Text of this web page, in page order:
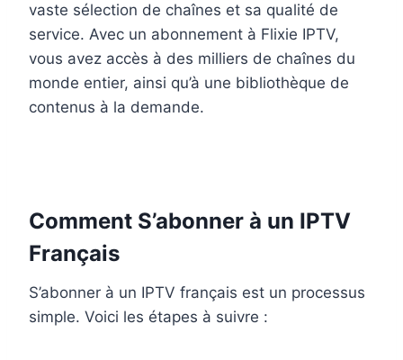
vaste sélection de chaînes et sa qualité de
service. Avec un abonnement à Flixie IPTV,
vous avez accès à des milliers de chaînes du
monde entier, ainsi qu’à une bibliothèque de
contenus à la demande.
Comment S’abonner à un IPTV
Français
S’abonner à un IPTV français est un processus
simple. Voici les étapes à suivre :